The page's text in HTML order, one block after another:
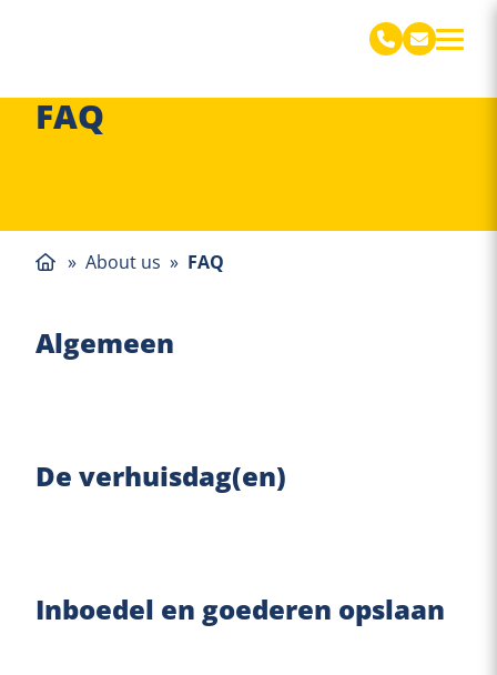
FAQ
» About us » FAQ
Algemeen
De verhuisdag(en)
Inboedel en goederen opslaan